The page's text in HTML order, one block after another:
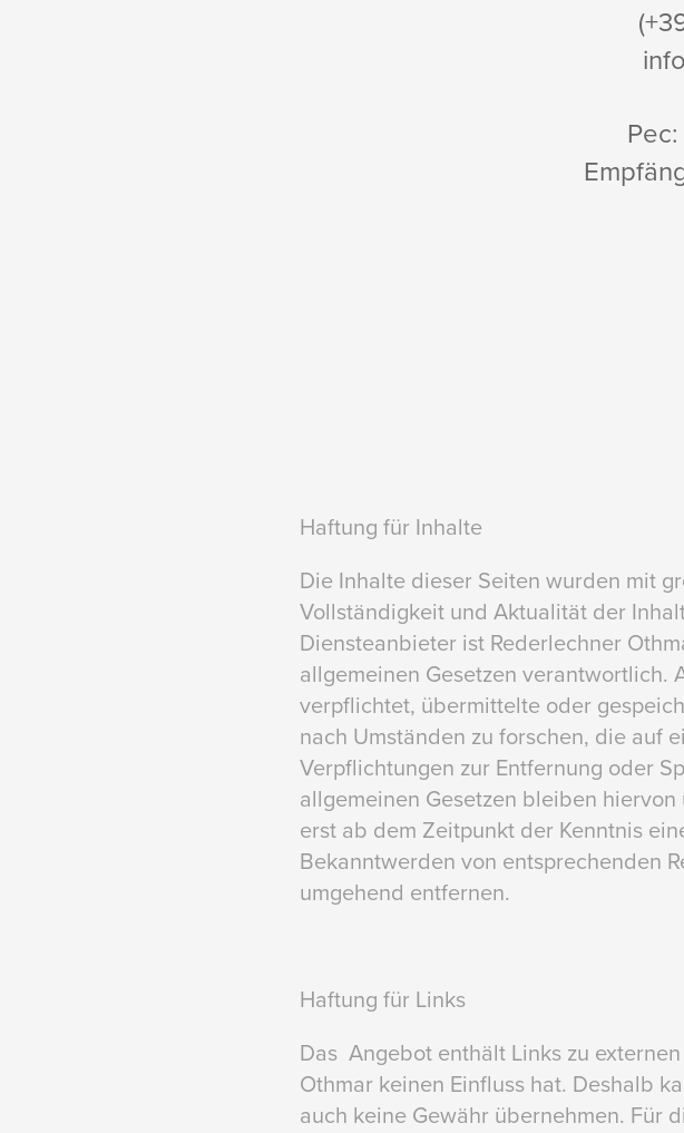
Haftung für Inhalte
Die Inhalte dieser Seiten wurden mit
Vollständigkeit und Aktualität der
Diensteanbieter ist Rederlechner
allgemeinen Gesetzen
verpflichtet, übermittelte oder
nach Umständen zu forschen, die auf
Verpflichtungen zur Entfernung oder
allgemeinen Gesetzen bleiben
erst ab dem Zeitpunkt der Kenntnis
Bekanntwerden von entsprechenden
umgehend entfernen.
Haftung für Links
Das Angebot enthält Links zu
Othmar keinen Einfluss hat. Deshalb
auch keine Gewähr übernehmen. Für